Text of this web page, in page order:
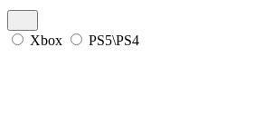
Xbox PS5\PS4